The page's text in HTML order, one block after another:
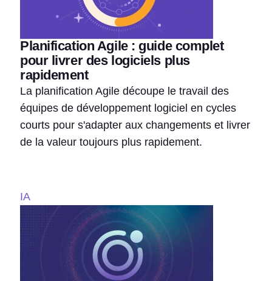
Planification Agile : guide complet
pour livrer des logiciels plus
rapidement
La planification Agile découpe le travail des
équipes de développement logiciel en cycles
courts pour s'adapter aux changements et livrer
de la valeur toujours plus rapidement.
IA